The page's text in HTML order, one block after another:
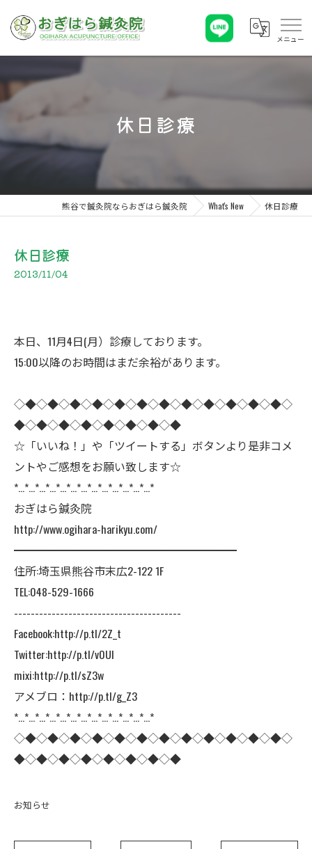
休日診療
熊谷で鍼灸院ならおぎはら鍼灸院 What's New 休日診療
休日診療
2013/11/04
本日、11月4日(月）診療しております。
15:00以降のお時間はまだ余裕があります。
◇◆◇◆◇◆◇◆◇◆◇◆◇◆◇◆◇◆◇◆◇◆◇◆◇
◆◇◆◇◆◇◆◇◆◇◆◇◆◇◆
☆「いいね！」や「ツイートする」ボタンより是非コメ
ントやご感想をお願い致します☆
*…*…*…*…*…*…*…*…*…*…*…*…*…*
おぎはら鍼灸院
http://www.ogihara-harikyu.com/
━━━━━━━━━━━━━━━━━━━━
住所:埼玉県熊谷市末広2-122 1F
TEL:048-529-1666
----------------------------------------
Facebook:http://p.tl/2Z_t
Twitter:http://p.tl/v0Ul
mixi:http://p.tl/sZ3w
アメブロ： http://p.tl/g_Z3
*…*…*…*…*…*…*…*…*…*…*…*…*…*
◇◆◇◆◇◆◇◆◇◆◇◆◇◆◇◆◇◆◇◆◇◆◇◆◇
◆◇◆◇◆◇◆◇◆◇◆◇◆◇◆
お知らせ